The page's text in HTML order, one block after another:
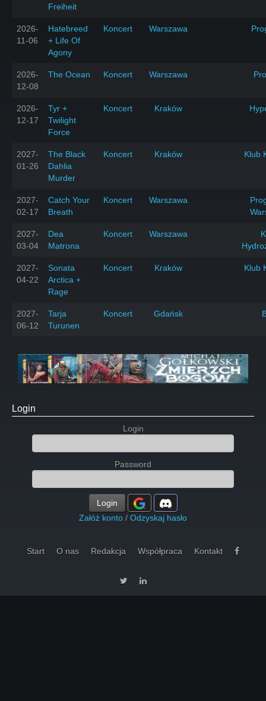
Freiheit
2026-
11-06
Hatebreed
+ Life Of
Agony
Koncert Warszawa
2026-
12-08
The Ocean Koncert Warszawa
2026-
12-17
Tyr +
Twilight
Force
Koncert Kraków
2027-
01-26
The Black
Dahlia
Murder
Koncert Kraków Klub
2027-
02-17
Catch Your
Breath
Koncert Warszawa
2027-
03-04
Dea
Matrona
Koncert Warszawa
2027-
04-22
Sonata
Arctica +
Rage
Koncert Kraków Klub
2027-
06-12
Tarja
Turunen
Koncert Gdańsk
Login
Login
Password
Login
Załóż konto / Odzyskaj hasło
Start O nas Redakcja Współpraca Kontakt